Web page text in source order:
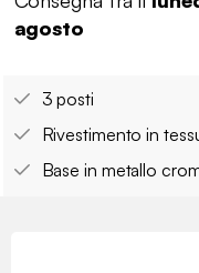
agosto
3 posti
Rivestimento in
Base in metallo